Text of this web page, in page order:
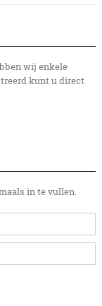
wij enkele
kunt u direct
in te vullen.